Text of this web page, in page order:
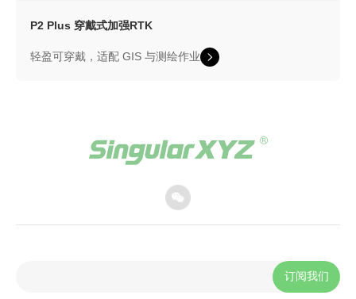
P2 Plus 穿戴式加强RTK
轻盈可穿戴，适配 GIS 与测绘作业
订阅我们